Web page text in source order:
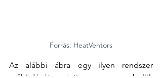
Forrás: HeatVentors
Az alábbi ábra egy ilyen rendszer